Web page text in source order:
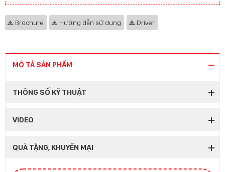
Brochure Hướng dẫn sử dụng Driver
MÔ TẢ SẢN PHẨM
THÔNG SỐ KỸ THUẬT
VIDEO
QUÀ TẶNG, KHUYẾN MẠI